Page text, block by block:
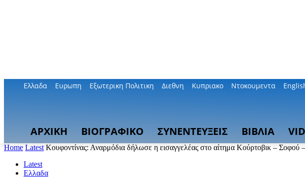
Ελλαδα Ευρωπη Εξωτερικη Πολιτικη Διεθνη Κυπριακο Ντοκουμεντα
ΑΡΧΙΚΗ ΒΙΟΓΡΑΦΙΚΟ ΣΥΝΕΝΤΕΥΞΕΙΣ ΒΙΒΛΙΑ
Home Latest Κουφοντίνας: Αναρμόδια δήλωσε η εισαγγελέας στο αίτημα Κούρτοβικ – Σοφού
Latest
Ελλαδα